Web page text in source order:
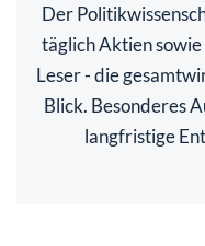
Der
täglich Aktien
Leser - die
Blick. Besonderes
langfristige